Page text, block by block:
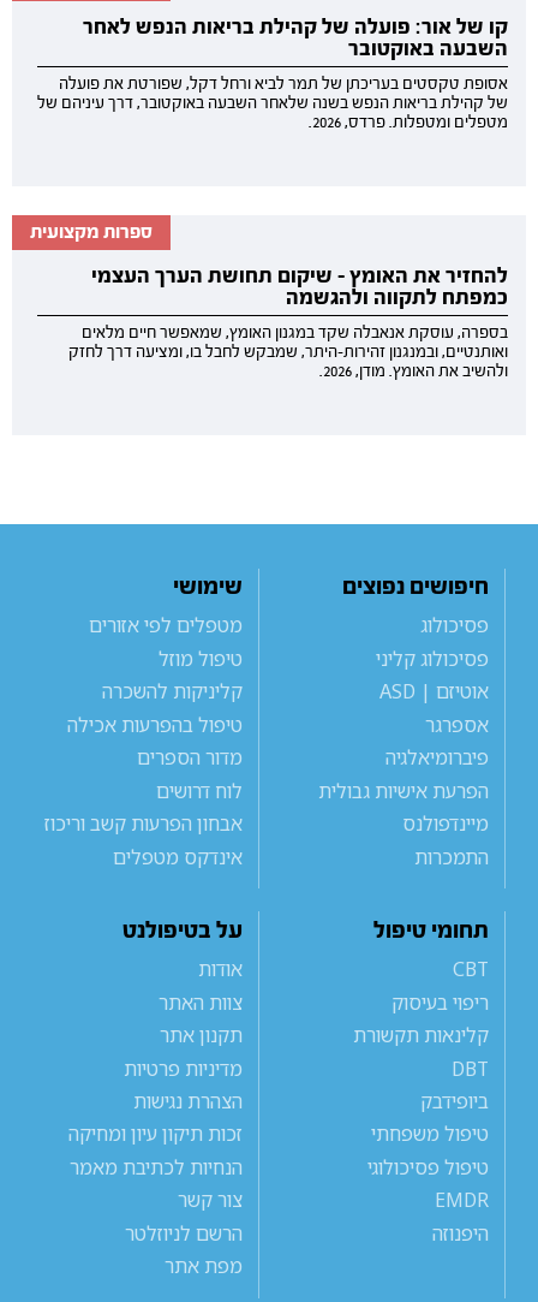
קו של אור: פועלה של קהילת בריאות הנפש לאחר
השבעה באוקטובר
אסופת טקסטים בעריכתן של תמר לביא ורחל דקל, שפורטת את פועלה
של קהילת בריאות הנפש בשנה שלאחר השבעה באוקטובר, דרך עיניהם של
מטפלים ומטפלות. פרדס, 2026.
ספרות מקצועית
להחזיר את האומץ - שיקום תחושת הערך העצמי
כמפתח לתקווה ולהגשמה
בספרה, עוסקת אנאבלה שקד במגנון האומץ, שמאפשר חיים מלאים
ואותנטיים, ובמנגנון זהירות-היתר, שמבקש לחבל בו, ומציעה דרך לחזק
ולהשיב את האומץ. מודן, 2026.
חיפושים נפוצים
פסיכולוג
פסיכולוג קליני
אוטיזם | ASD
אספרגר
פיברומיאלגיה
הפרעת אישיות גבולית
מיינדפולנס
התמכרות
שימושי
מטפלים לפי אזורים
טיפול מוזל
קליניקות להשכרה
טיפול בהפרעות אכילה
מדור הספרים
לוח דרושים
אבחון הפרעות קשב וריכוז
אינדקס מטפלים
תחומי טיפול
CBT
ריפוי בעיסוק
קלינאות תקשורת
DBT
ביופידבק
טיפול משפחתי
טיפול פסיכולוגי
EMDR
היפנוזה
על בטיפולנט
אודות
צוות האתר
תקנון אתר
מדיניות פרטיות
הצהרת נגישות
זכות תיקון עיון ומחיקה
הנחיות לכתיבת מאמר
צור קשר
הרשם לניוזלטר
מפת אתר